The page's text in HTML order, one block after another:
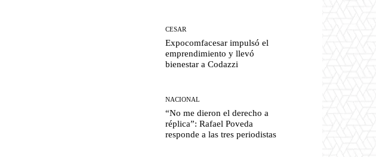
CESAR
Expocomfacesar impulsó el
emprendimiento y llevó
bienestar a Codazzi
NACIONAL
“No me dieron el derecho a
réplica”: Rafael Poveda
responde a las tres periodistas